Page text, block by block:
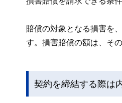
賠償の対象となる損害を
す。損害賠償の額は、そ
契約を締結する際は